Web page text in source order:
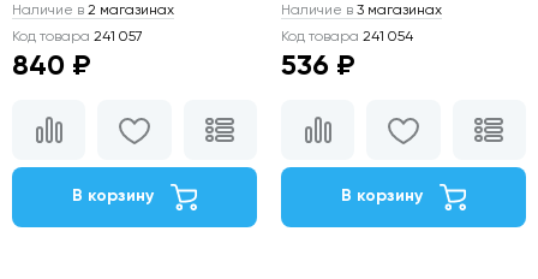
Наличие в 2 магазинах
Код товара 241 057
840 ₽
В корзину
Наличие в 3 магазинах
Код товара 241 054
536 ₽
В корзину